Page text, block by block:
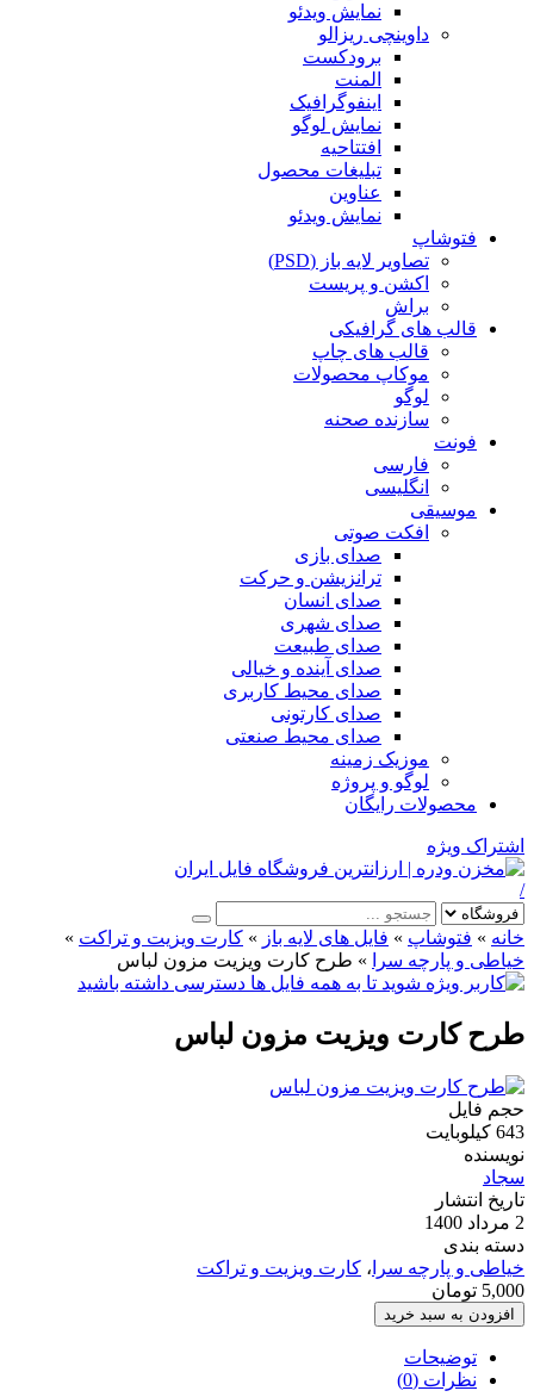
نمایش ویدئو
داوینچی ریزالو
برودکست
المنت
اینفوگرافیک
نمایش لوگو
افتتاحیه
تبلیغات محصول
عناوین
نمایش ویدئو
فتوشاپ
تصاویر لایه باز (PSD)
اکشن و پریست
براش
قالب های گرافیکی
قالب های چاپ
موکاپ محصولات
لوگو
سازنده صحنه
فونت
فارسی
انگلیسی
موسیقی
افکت صوتی
صدای بازی
ترانزیشن و حرکت
صدای انسان
صدای شهری
صدای طبیعت
صدای آینده و خیالی
صدای محیط کاربری
صدای کارتونی
صدای محیط صنعتی
موزیک زمینه
لوگو و پروژه
محصولات رایگان
اشتراک ویژه
/
خانه » فتوشاپ » فایل های لایه باز » کارت ویزیت و تراکت »
خیاطی و پارچه سرا
» طرح کارت ویزیت مزون لباس
طرح کارت ویزیت مزون لباس
حجم فایل
643 کیلوبایت
نویسنده
سجاد
تاریخ انتشار
2 مرداد 1400
دسته بندی
خیاطی و پارچه سرا ، کارت ویزیت و تراکت
5,000 تومان
طرح
ویزیت
مزون
افزودن به سبد خرید
توضیحات
نظرات (0)